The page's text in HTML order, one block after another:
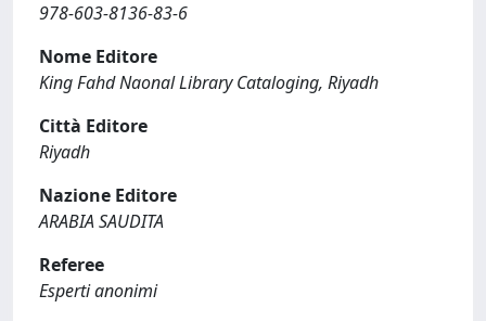
978-603-8136-83-6
Nome Editore
King Fahd Naonal Library Cataloging, Riyadh
Città Editore
Riyadh
Nazione Editore
ARABIA SAUDITA
Referee
Esperti anonimi